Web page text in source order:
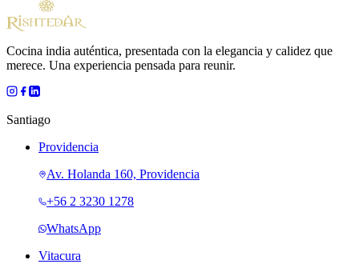
Cocina india auténtica, presentada con la elegancia y calidez que
merece. Una experiencia pensada para reunir.
Santiago
Providencia
Av. Holanda 160, Providencia
+56 2 3230 1278
WhatsApp
Vitacura